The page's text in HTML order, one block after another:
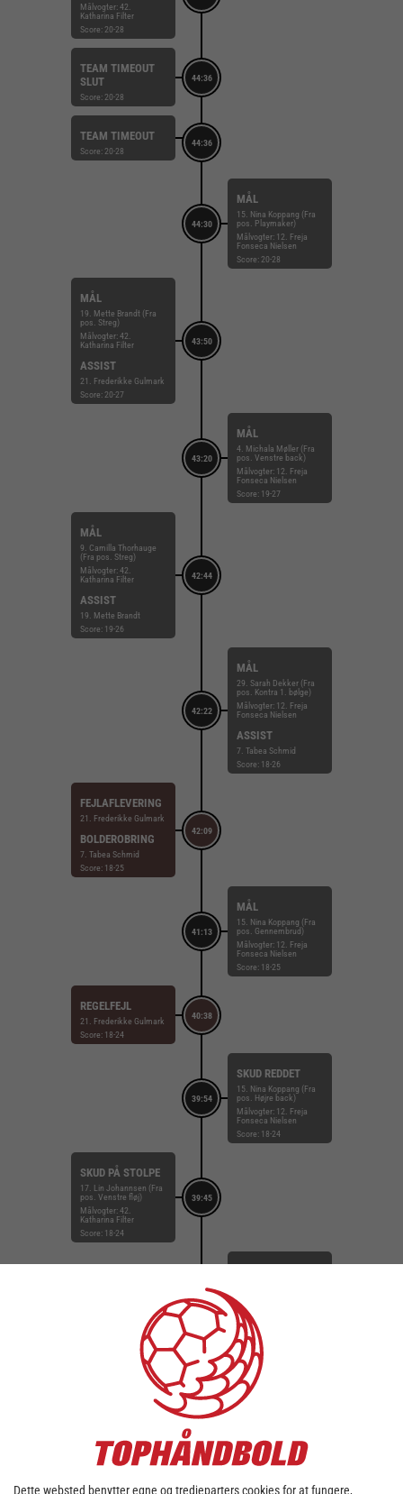
Målvogter: 42.
Katharina Filter
Score: 20-28
44:36
TEAM TIMEOUT
SLUT
Score: 20-28
44:36
TEAM TIMEOUT
Score: 20-28
44:30
MÅL
15. Nina Koppang (Fra
pos. Playmaker)
Målvogter: 12. Freja
Fonseca Nielsen
Score: 20-28
43:50
MÅL
19. Mette Brandt (Fra
pos. Streg)
Målvogter: 42.
Katharina Filter
ASSIST
21. Frederikke Gulmark
Score: 20-27
43:20
MÅL
4. Michala Møller (Fra
pos. Venstre back)
Målvogter: 12. Freja
Fonseca Nielsen
Score: 19-27
42:44
MÅL
9. Camilla Thorhauge
(Fra pos. Streg)
Målvogter: 42.
Katharina Filter
ASSIST
19. Mette Brandt
Score: 19-26
42:22
MÅL
29. Sarah Dekker (Fra
pos. Kontra 1. bølge)
Målvogter: 12. Freja
Fonseca Nielsen
ASSIST
7. Tabea Schmid
Score: 18-26
42:09
FEJLAFLEVERING
21. Frederikke Gulmark
BOLDEROBRING
7. Tabea Schmid
Score: 18-25
41:13
MÅL
15. Nina Koppang (Fra
pos. Gennembrud)
Målvogter: 12. Freja
Fonseca Nielsen
Score: 18-25
40:38
REGELFEJL
21. Frederikke Gulmark
Score: 18-24
39:54
SKUD REDDET
15. Nina Koppang (Fra
pos. Højre back)
Målvogter: 12. Freja
Fonseca Nielsen
Score: 18-24
39:45
SKUD PÅ STOLPE
17. Lin Johannsen (Fra
pos. Venstre fløj)
Målvogter: 42.
Katharina Filter
Score: 18-24
39:08
Målvogter: 12. Freja
Fonseca Nielsen
ASSIST
15. Nina Koppang
Score: 18-24
38:35
bølge)
Målvogter: 42.
Katharina Filter
ASSIST
Dette websted benytter egne og tredjeparters cookies for at fungere,